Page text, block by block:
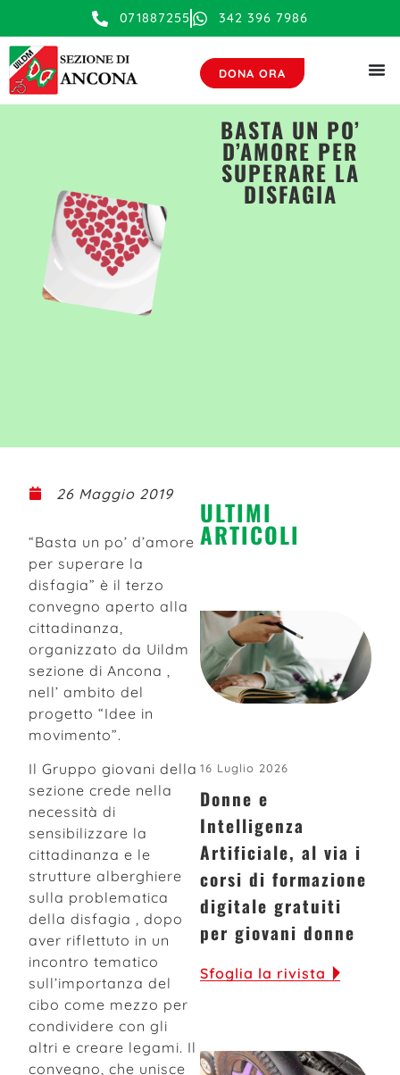
071887255 342 396 7986
DONA ORA
BASTA UN PO’
D’AMORE PER
SUPERARE LA
DISFAGIA
26 Maggio 2019
“Basta un po’ d’amore
per superare la
disfagia” è il terzo
convegno aperto alla
cittadinanza,
organizzato da Uildm
sezione di Ancona ,
nell’ ambito del
progetto “Idee in
movimento”.
Il Gruppo giovani della
sezione crede nella
necessità di
sensibilizzare la
cittadinanza e le
strutture alberghiere
sulla problematica
della disfagia , dopo
aver riflettuto in un
incontro tematico
sull’importanza del
cibo come mezzo per
condividere con gli
altri e creare legami. Il
convegno, che unisce
ULTIMI
ARTICOLI
16 Luglio 2026
Donne e
Intelligenza
Artificiale, al via i
corsi di formazione
digitale gratuiti
per giovani donne
Sfoglia la rivista